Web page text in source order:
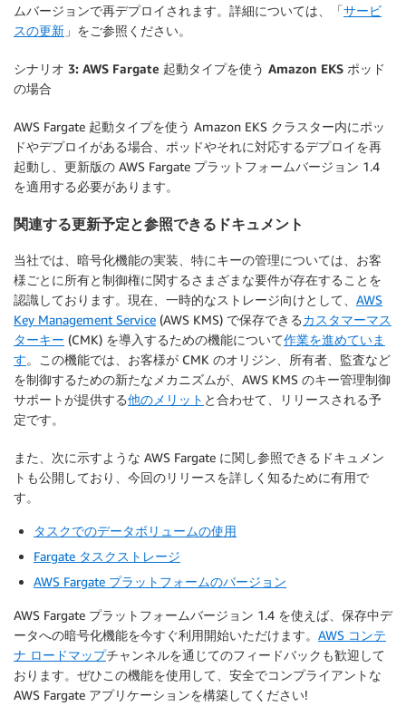
ムバージョンで再デプロイされます。詳細については、「サービ
スの更新 」をご参照ください。
シナリオ 3: AWS Fargate 起動タイプを使う Amazon EKS ポッド
の場合
AWS Fargate 起動タイプを使う Amazon EKS クラスター内にポッ
ドやデプロイがある場合、ポッドやそれに対応するデプロイを再
起動し、更新版の AWS Fargate プラットフォームバージョン 1.4
を適用する必要があります。
関連する更新予定と参照できるドキュメント
当社では、暗号化機能の実装、特にキーの管理については、お客
様ごとに所有と制御権に関するさまざまな要件が存在することを
認識しております。現在、一時的なストレージ向けとして、 AWS
Key Management Service (AWS KMS) で保存できるカスタマーマス
ターキー (CMK) を導入するための機能について作業を進めていま
す。この機能では、お客様が CMK のオリジン、所有者、監査など
を制御するための新たなメカニズムが、AWS KMS のキー管理制御
サポートが提供する他のメリット と合わせて、リリースされる予
定です。
また、次に示すような AWS Fargate に関し参照できるドキュメン
トも公開しており、今回のリリースを詳しく知るために有用で
す。
タスクでのデータボリュームの使用
Fargate タスクストレージ
AWS Fargate プラットフォームのバージョン
AWS Fargate プラットフォームバージョン 1.4 を使えば、保存中デ
ータへの暗号化機能を今すぐ利用開始いただけます。 AWS コンテ
ナ ロードマップチャンネルを通じてのフィードバックも歓迎して
おります。ぜひこの機能を使用して、安全でコンプライアントな
AWS Fargate アプ​​リケーションを構築してください!